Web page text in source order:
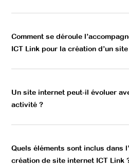
Comment se déroule
ICT Link pour la création d’un
Un site internet peut-il évoluer
activité ?
Quels éléments sont inclus dans
création de site internet ICT Link